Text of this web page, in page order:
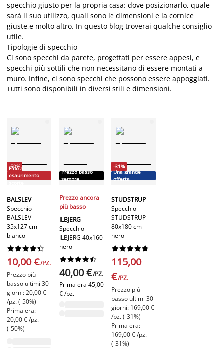
specchio giusto per la propria casa: dove posizionarlo, quale
sarà il suo utilizzo, quali sono le dimensioni e la cornice
giuste,e molto altro. In questo blog troverai qualche consiglio
utile.
Tipologie di specchio
Ci sono specchi da parete, progettati per essere appesi, e
specchi più sottili che non necessitano di essere montati a
muro. Infine, ci sono specchi che possono essere appoggiati.
Tutti sono disponibili in diversi stili e dimensioni.
-50%
Fino a
esaurimento
scorte
BALSLEV
Specchio
BALSLEV
35x127 cm
bianco






10,00 €/PZ.
Prezzo più
basso ultimi 30
giorni: 20,00 €
/pz. (-50%)
Prima era:
20,00 € /pz.
(-50%)
Prezzo basso
sempre
Prezzo ancora
più basso
ILBJERG
Specchio
ILBJERG 40x160
nero






40,00 €/PZ.
Prima era 45,00
€ /pz.
-31%
Una grande
offerta
STUDSTRUP
Specchio
STUDSTRUP
80x180 cm
nero






115,00
€/PZ.
Prezzo più
basso ultimi 30
giorni: 169,00 €
/pz. (-31%)
Prima era:
169,00 € /pz.
(-31%)